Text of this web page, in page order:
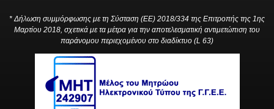
* Δήλωση συμμόρφωσης με τη Σύσταση (ΕΕ) 2018/334 της Επιτροπής της 1ης
Μαρτίου 2018, σχετικά με τα μέτρα για την αποτελεσματική αντιμετώπιση του
παράνομου περιεχομένου στο διαδίκτυο (L 63)